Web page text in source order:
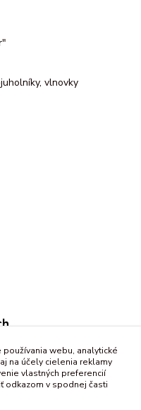
vlnovky
webu, analytické
na účely cielenia reklamy
vlastných preferencií
odkazom v spodnej časti